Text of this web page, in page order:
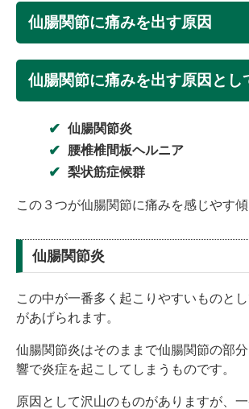
仙腸関節に痛みを出す原因
仙腸関節に痛みを出す原因とし
仙腸関節炎
腰椎椎間板ヘルニア
梨状筋症候群
この３つが仙腸関節に痛みを感じやす傾
仙腸関節炎
この中が一番多く起こりやすいものと
があげられます。
仙腸関節炎はそのままで仙腸関節の部
響で炎症を起こしてしまうものです。
原因として沢山のものがありますが、